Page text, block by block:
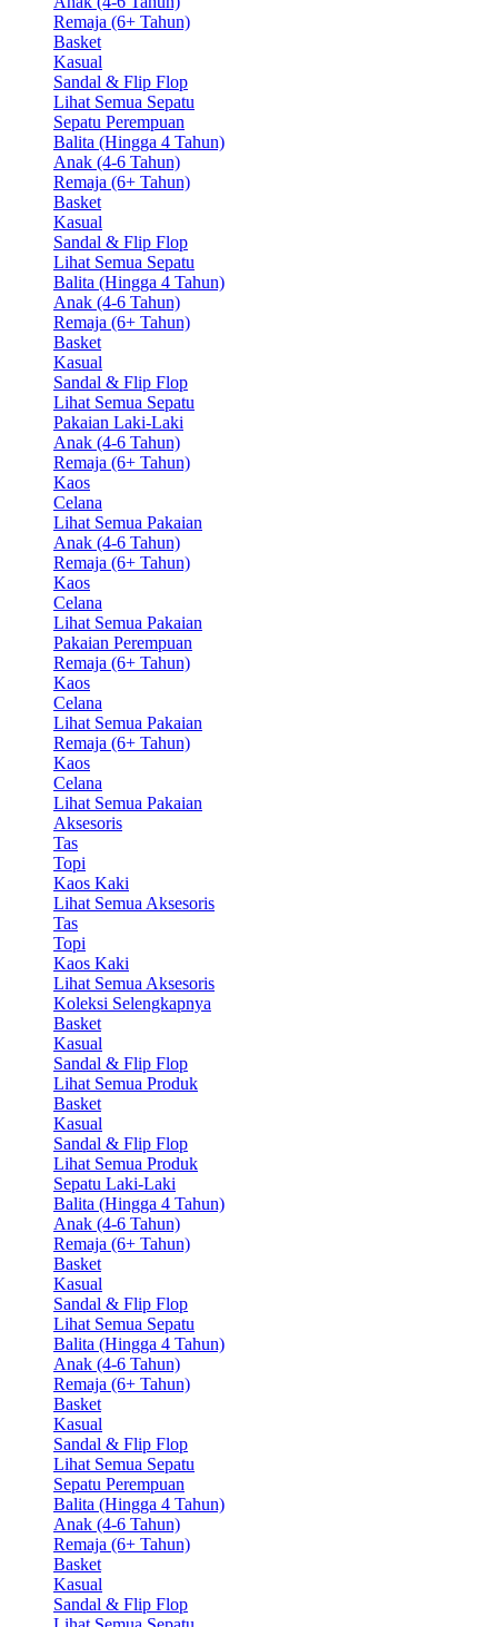
Remaja (6+ Tahun)
Basket
Kasual
Sandal & Flip Flop
Lihat Semua Sepatu
Sepatu Perempuan
Balita (Hingga 4 Tahun)
Anak (4-6 Tahun)
Remaja (6+ Tahun)
Basket
Kasual
Sandal & Flip Flop
Lihat Semua Sepatu
Balita (Hingga 4 Tahun)
Anak (4-6 Tahun)
Remaja (6+ Tahun)
Basket
Kasual
Sandal & Flip Flop
Lihat Semua Sepatu
Pakaian Laki-Laki
Anak (4-6 Tahun)
Remaja (6+ Tahun)
Kaos
Celana
Lihat Semua Pakaian
Anak (4-6 Tahun)
Remaja (6+ Tahun)
Kaos
Celana
Lihat Semua Pakaian
Pakaian Perempuan
Remaja (6+ Tahun)
Kaos
Celana
Lihat Semua Pakaian
Remaja (6+ Tahun)
Kaos
Celana
Lihat Semua Pakaian
Aksesoris
Tas
Topi
Kaos Kaki
Lihat Semua Aksesoris
Tas
Topi
Kaos Kaki
Lihat Semua Aksesoris
Koleksi Selengkapnya
Basket
Kasual
Sandal & Flip Flop
Lihat Semua Produk
Basket
Kasual
Sandal & Flip Flop
Lihat Semua Produk
Sepatu Laki-Laki
Balita (Hingga 4 Tahun)
Anak (4-6 Tahun)
Remaja (6+ Tahun)
Basket
Kasual
Sandal & Flip Flop
Lihat Semua Sepatu
Balita (Hingga 4 Tahun)
Anak (4-6 Tahun)
Remaja (6+ Tahun)
Basket
Kasual
Sandal & Flip Flop
Lihat Semua Sepatu
Sepatu Perempuan
Balita (Hingga 4 Tahun)
Anak (4-6 Tahun)
Remaja (6+ Tahun)
Basket
Kasual
Sandal & Flip Flop